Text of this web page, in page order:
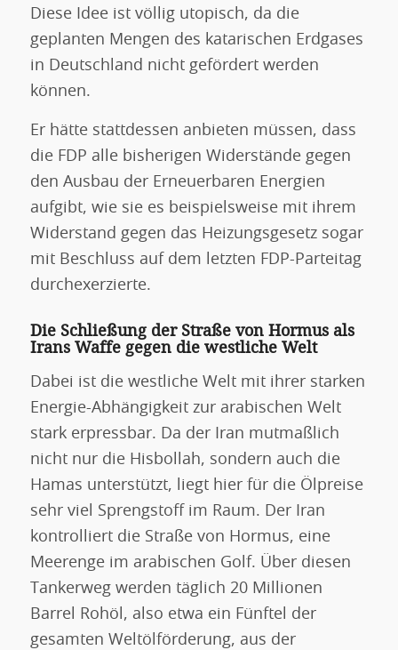
Diese Idee ist völlig utopisch, da die
geplanten Mengen des katarischen Erdgases
in Deutschland nicht gefördert werden
können.
Er hätte stattdessen anbieten müssen, dass
die FDP alle bisherigen Widerstände gegen
den Ausbau der Erneuerbaren Energien
aufgibt, wie sie es beispielsweise mit ihrem
Widerstand gegen das Heizungsgesetz sogar
mit Beschluss auf dem letzten FDP-Parteitag
durchexerzierte.
Die Schließung der Straße von Hormus als
Irans Waffe gegen die westliche Welt
Dabei ist die westliche Welt mit ihrer starken
Energie-Abhängigkeit zur arabischen Welt
stark erpressbar. Da der Iran mutmaßlich
nicht nur die Hisbollah, sondern auch die
Hamas unterstützt, liegt hier für die Ölpreise
sehr viel Sprengstoff im Raum. Der Iran
kontrolliert die Straße von Hormus, eine
Meerenge im arabischen Golf. Über diesen
Tankerweg werden täglich 20 Millionen
Barrel Rohöl, also etwa ein Fünftel der
gesamten Weltölförderung, aus der